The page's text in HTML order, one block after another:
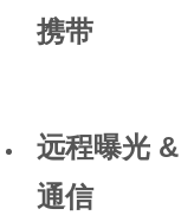
携带
远程曝光
通信